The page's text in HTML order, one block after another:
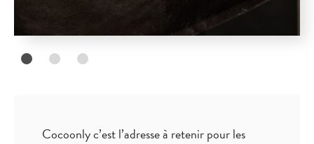
Cocoonly c’est l’adresse à retenir pour les